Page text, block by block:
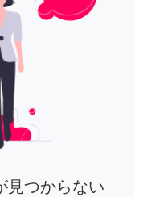
見つからない